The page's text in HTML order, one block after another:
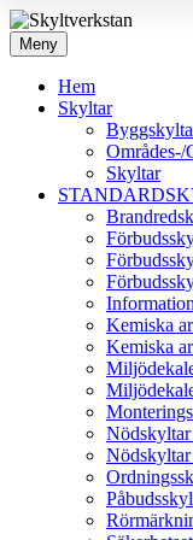
Meny
Hem
Skyltar
Områdes-/
Skyltar
Kemiska
Kemiska
Nödskyltar